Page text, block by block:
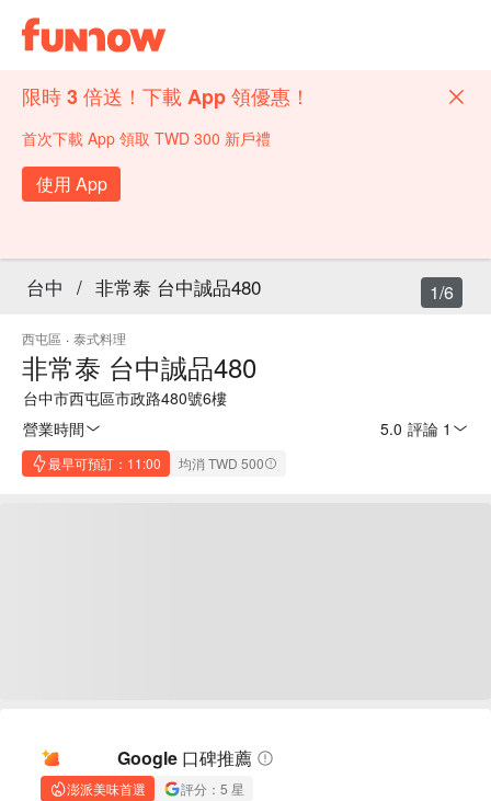
限時 3 倍送！下載 App 領優惠！
首次下載 App 領取 TWD 300 新戶禮
使用 App
台中 / 非常泰 台中誠品480
西屯區 · 泰式料理
非常泰 台中誠品480
台中市西屯區市政路480號6樓
營業時間
5.0 評論 1
最早可預訂：11:00 均消 TWD 500
1/6
Google 口碑推薦
澎派美味首選 評分：5 星